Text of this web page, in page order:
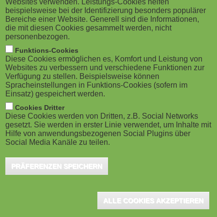
M
o
b
i
l
e
)
g
a
o
n
Hamburg, Januar 2023 - Eine innovative
Personalentwicklung meistert
Talentmanagement und Kompetenzdefizite
von Mitarbeiterinnen und Mitarbeitern vor dem
Hintergrund einer stetig komplexer werdenden
Arbeitswelt. Für diese Herausforderung werden die
Teilnehmerinnen und Teilnehmer der Weiterbildung
Human Resource Management des Zentrums für
Weiterbildung der Universität Hamburg gerüstet. Die
Weiterbildung findet berufsbegleitend an
sechs Wochenenden statt.
operativen Personalarbeit im digitalen Wandel behandelt, z. B.
Websites verwenden. Leistungs-Cookies helfen
beispielsweise bei der Identifizierung besonders populärer
Bereiche einer Website. Generell sind die Informationen,
die mit diesen Cookies gesammelt werden, nicht
personenbezogen.
Funktions-Cookies
Diese Cookies ermöglichen es, Komfort und Leistung von
Websites zu verbessern und verschiedene Funktionen zur
Verfügung zu stellen. Beispielsweise können
Spracheinstellungen in Funktions-Cookies (sofern im
Einsatz) gespeichert werden.
Cookies Dritter
Diese Cookies werden von Dritten, z.B. Social Networks
gesetzt. Sie werden in erster Linie verwendet, um Inhalte mit
Hilfe von anwendungsbezogenen Social Plugins über
Social Media Kanäle zu teilen.
PRÄFERENZEN SPEICHERN
ALLE COOKIES AKZEPTIEREN